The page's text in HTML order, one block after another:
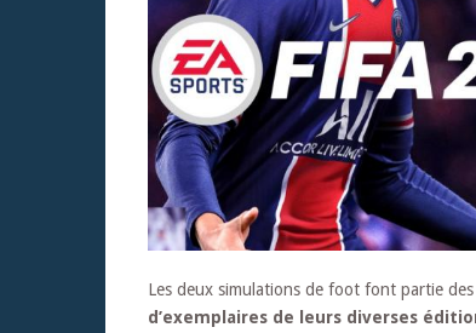
Les deux simulations de foot font partie
d’exemplaires de leurs diverses